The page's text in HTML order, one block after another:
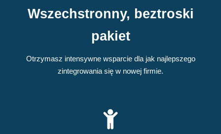
Wszechstronny, beztroski
pakiet
Otrzymasz intensywne wsparcie dla jak najlepszego
zintegrowania się w nowej firmie.